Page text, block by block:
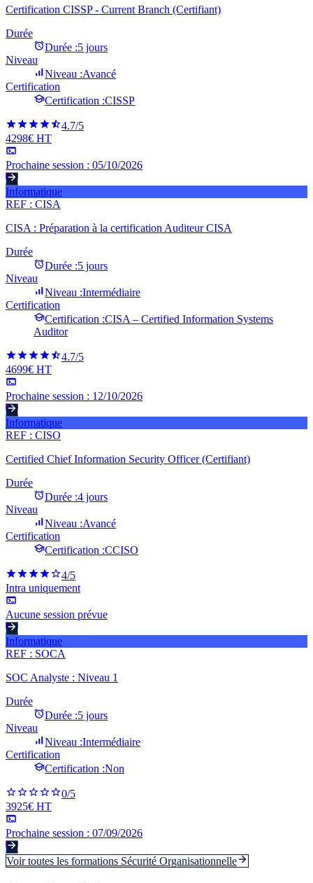
Certification CISSP - Current Branch (Certifiant)
Durée
Durée :5 jours
Niveau
Niveau :Avancé
Certification
Certification :CISSP
4.7/5
4298€ HT
Prochaine session : 05/10/2026
Informatique
REF : CISA
CISA : Préparation à la certification Auditeur CISA
Durée
Durée :5 jours
Niveau
Niveau :Intermédiaire
Certification
Certification :CISA – Certified Information Systems
Auditor
4.7/5
4699€ HT
Prochaine session : 12/10/2026
Informatique
REF : CISO
Certified Chief Information Security Officer (Certifiant)
Durée
Durée :4 jours
Niveau
Niveau :Avancé
Certification
Certification :CCISO
4/5
Intra uniquement
Aucune session prévue
Informatique
REF : SOCA
SOC Analyste : Niveau 1
Durée
Durée :5 jours
Niveau
Niveau :Intermédiaire
Certification
Certification :Non
0/5
3925€ HT
Prochaine session : 07/09/2026
Voir toutes les formations Sécurité Organisationnelle